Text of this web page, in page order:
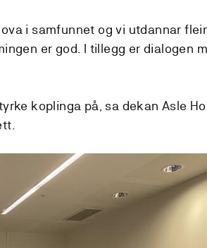
i samfunnet og vi utdannar
er god. I tillegg er dialogen
koplinga på, sa dekan Asle